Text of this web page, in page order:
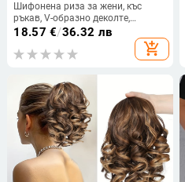
Шифонена риза за жени, къс
ръкав, V-образно деколте,
моноцветна, закопчаване с едно
копче, свободен силует, средна
дължина
18.57 €/36.32 лв
add_shopping_cart